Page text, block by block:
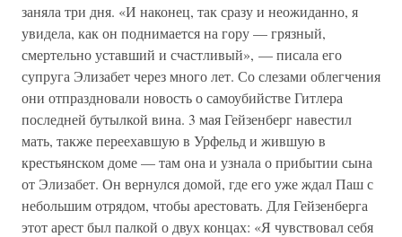
заняла три дня. «И наконец, так сразу и неожиданно, я
увидела, как он поднимается на гору — грязный,
смертельно уставший и счастливый», — писала его
супруга Элизабет через много лет. Со слезами облегчения
они отпраздновали новость о самоубийстве Гитлера
последней бутылкой вина. 3 мая Гейзенберг навестил
мать, также переехавшую в Урфельд и жившую в
крестьянском доме — там она и узнала о прибытии сына
от Элизабет. Он вернулся домой, где его уже ждал Паш с
небольшим отрядом, чтобы арестовать. Для Гейзенберга
этот арест был палкой о двух концах: «Я чувствовал себя